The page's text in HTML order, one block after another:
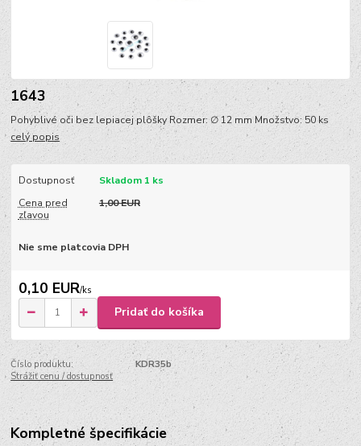
1643
Pohyblivé oči bez lepiacej plôšky Rozmer: ∅ 12 mm Množstvo: 50 ks
celý popis
Dostupnosť
Skladom 1 ks
Cena pred
zľavou
1,00 EUR
Nie sme platcovia DPH
0,10 EUR/ks
Pridať do košíka
Číslo produktu:
KDR35b
Strážiť cenu / dostupnosť
Kompletné špecifikácie